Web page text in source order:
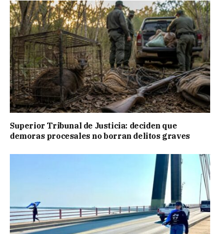
Superior Tribunal de Justicia: deciden que
demoras procesales no borran delitos graves